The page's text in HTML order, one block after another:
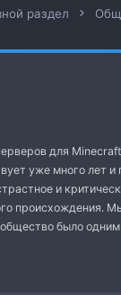
раздел
для
уже много лет и
и
происхождения.
было